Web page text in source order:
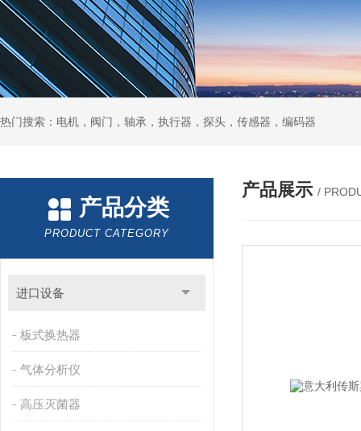
热门搜索：电机，阀门，轴承，执行器，探头，传感器，编码器
产品分类
PRODUCT CATEGORY
进口设备
板式换热器
气体分析仪
高压灭菌器
产品展示 /